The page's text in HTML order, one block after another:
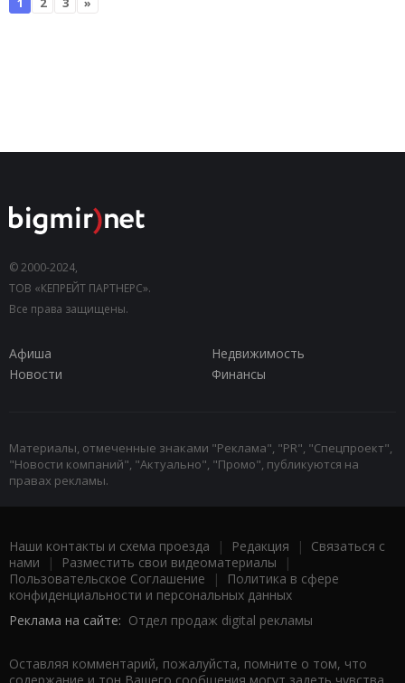
© 2000-2024,
ТОВ «КЕПРЕЙТ ПАРТНЕРС».
Все права защищены.
Афиша
Недвижимость
Новости
Финансы
Материалы, отмеченные знаками "Реклама", "PR", "Спецпроект",
"Новости компаний", "Актуально", "Промо", публикуются на
правах рекламы.
Наши контакты и схема проезда | Редакция | Связаться с
нами | Разместить свои видеоматериалы |
Пользовательское Соглашение |
Политика в сфере
конфиденциальности и персональных данных
Реклама на сайте: Отдел продаж digital рекламы
Оставляя комментарий, пожалуйста, помните о том, что